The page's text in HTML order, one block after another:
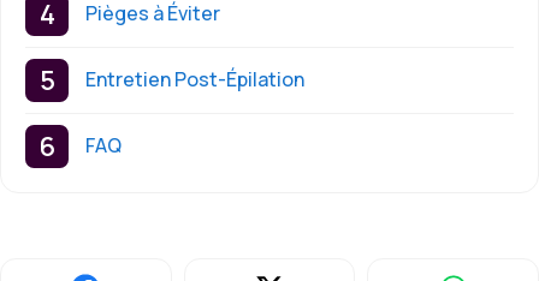
Pièges à Éviter
Entretien Post-Épilation
FAQ